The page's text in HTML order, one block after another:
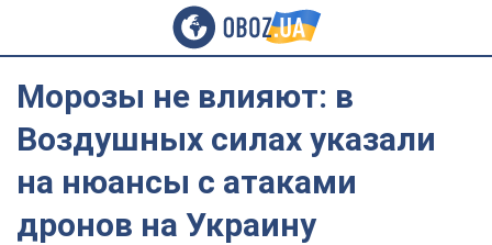
Морозы не влияют: в
Воздушных силах указали
на нюансы с атаками
дронов на Украину